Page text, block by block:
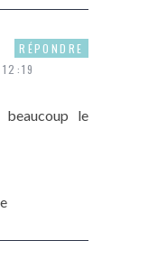
beaucoup le
RÉPONDRE